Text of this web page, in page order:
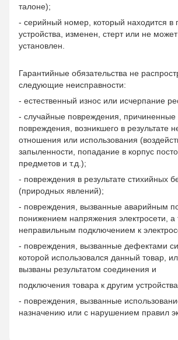
талоне);
- серийный номер, который находится в
устройства, изменен, стерт или не
установлен.
Гарантийные обязательства не
следующие неисправности:
- естественный износ или исчерпание
- случайные повреждения, причиненные
повреждения, возникшего в результате
отношения или использования
запыленности, попадание в корпус
предметов и т.д.);
- повреждения в результате стихийных
(природных явлений);
- повреждения, вызванные аварийным
понижением напряжения электросети, а
неправильным подключением к
- повреждения, вызванные дефектами
которой использовался данный товар,
вызваны результатом соединения и
подключения товара к другим
- повреждения, вызванные
назначению или с нарушением правил